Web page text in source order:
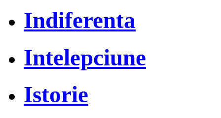
Indiferenta
Intelepciune
Istorie